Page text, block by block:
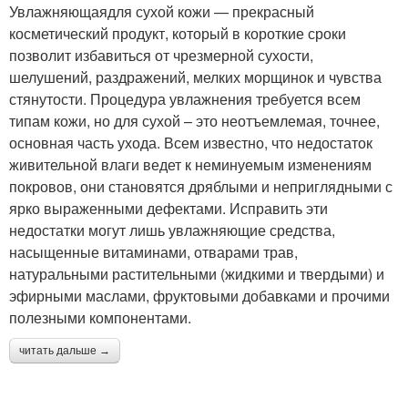
Увлажняющаядля сухой кожи — прекрасный
косметический продукт, который в короткие сроки
позволит избавиться от чрезмерной сухости,
шелушений, раздражений, мелких морщинок и чувства
стянутости. Процедура увлажнения требуется всем
типам кожи, но для сухой – это неотъемлемая, точнее,
основная часть ухода. Всем известно, что недостаток
живительной влаги ведет к неминуемым изменениям
покровов, они становятся дряблыми и неприглядными с
ярко выраженными дефектами. Исправить эти
недостатки могут лишь увлажняющие средства,
насыщенные витаминами, отварами трав,
натуральными растительными (жидкими и твердыми) и
эфирными маслами, фруктовыми добавками и прочими
полезными компонентами.
читать дальше →